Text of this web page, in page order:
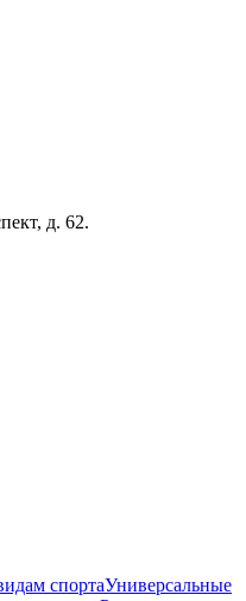
д. 62.
спортаУниверсальные